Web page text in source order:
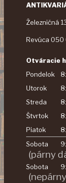
Železničná
Revúca 050
Otváracie
Pondelok
Utorok
Streda
Štvrtok
Piatok
Sobota
(párny
Sobota